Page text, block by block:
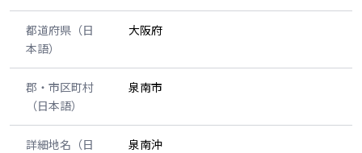
都道府県（日
本語）
大阪府
郡・市区町村
（日本語）
泉南市
詳細地名（日
泉南沖